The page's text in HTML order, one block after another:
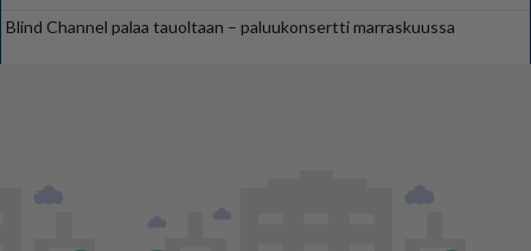
Blind Channel palaa tauoltaan – paluukonsertti marraskuussa